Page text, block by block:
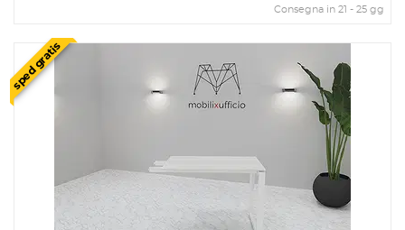
Consegna in 21 - 25 gg
sped gratis